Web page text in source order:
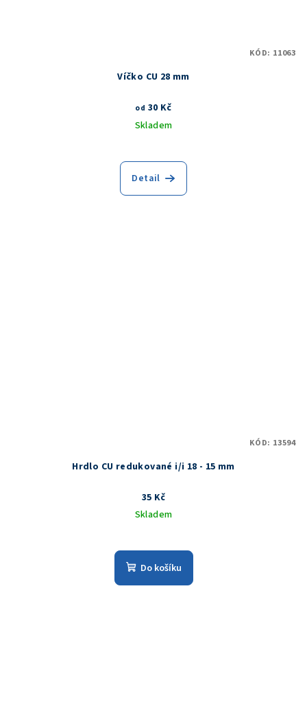
Víčko CU 28 mm
od 30 Kč
Skladem
Detail
KÓD: 11063
Hrdlo CU redukované i/i 18 - 15 mm
35 Kč
Skladem
Do košíku
KÓD: 13594